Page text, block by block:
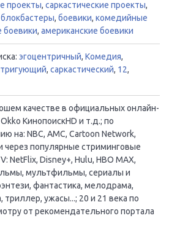
проекты, саркастические проекты,
блокбастеры, боевики, комедийные
боевики, американские боевики
эгоцентричный, Комедия,
, саркастический, 12,
качестве в официальных онлайн-
КинопоискHD и т.д.; по
на: NBC, AMC, Cartoon Network,
через популярные стриминговые
NetFlix, Disney+, Hulu, HBO MAX,
мультфильмы, сериалы и
фантастика, мелодрама,
ужасы...; 20 и 21 века по
от рекомендательного портала